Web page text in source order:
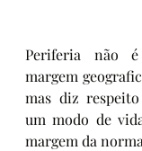
Periferia não
margem
mas diz
um modo de
margem da